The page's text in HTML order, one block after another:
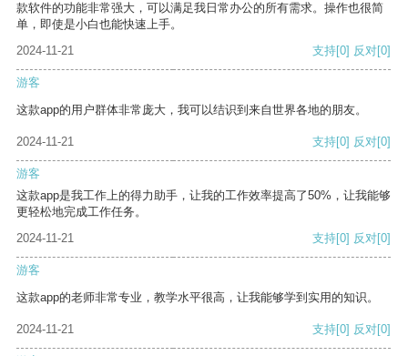
款软件的功能非常强大，可以满足我日常办公的所有需求。操作也很简
单，即使是小白也能快速上手。
2024-11-21
支持[0] 反对[0]
游客
这款app的用户群体非常庞大，我可以结识到来自世界各地的朋友。
2024-11-21 支持[0] 反对[0]
游客
这款app是我工作上的得力助手，让我的工作效率提高了50%，让我能够
更轻松地完成工作任务。
2024-11-21
支持[0] 反对[0]
游客
这款app的老师非常专业，教学水平很高，让我能够学到实用的知识。
2024-11-21 支持[0] 反对[0]